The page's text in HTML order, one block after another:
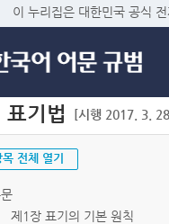
이 누리집은 대한민국 공식
표기법 [시행 2017. 3.
전체 열기
제1장 표기의 기본 원칙